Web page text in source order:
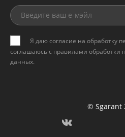
Я даю согласие на обработку
соглашаюсь с правилами обработки
данных.
© Sgarant